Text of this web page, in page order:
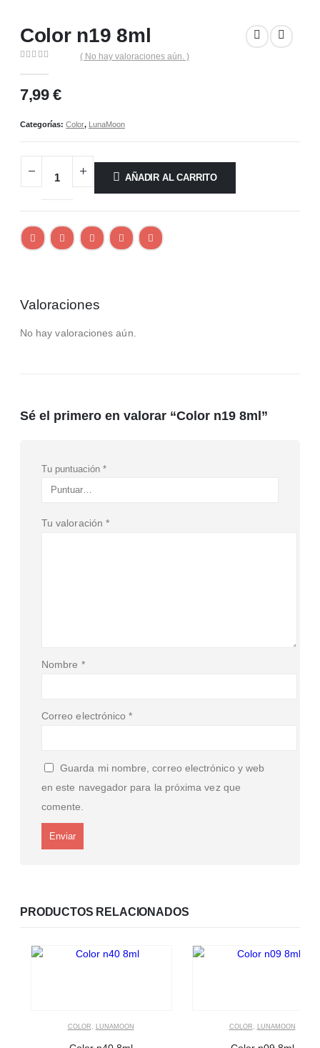
Color n19 8ml
( No hay valoraciones aún. )
7,99 €
Categorías: Color, LunaMoon
AÑADIR AL CARRITO
Valoraciones
No hay valoraciones aún.
Sé el primero en valorar “Color n19 8ml”
Tu puntuación *
Tu valoración *
Nombre *
Correo electrónico*
Guarda mi nombre, correo electrónico y web
en este navegador para la próxima vez que
comente.
PRODUCTOS RELACIONADOS
COLOR , LUNAMOON COLOR , LUNAMOON